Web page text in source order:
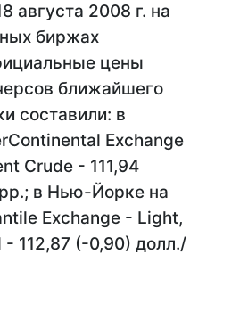
августа 2008 г. на
биржах
цены
ближайшего
составили: в
Exchange
Crude - 111,94
в Нью-Йорке на
Exchange - Light,
- 112,87 (-0,90) долл./